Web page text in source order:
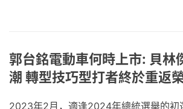
郭台銘電動車何時上市: 貝林
潮 轉型技巧型打者終於重返
2023年2月，適逢2024年總統選舉的初